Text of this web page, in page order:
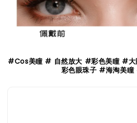
#Cos美瞳 # 自然放大 #彩色美瞳 #
彩色眼珠子 #海淘美